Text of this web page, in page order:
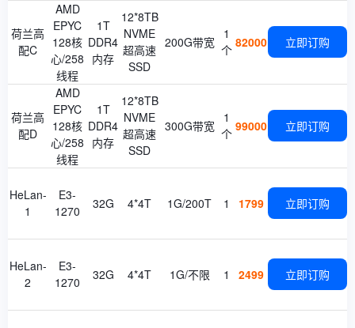
荷兰高
配C
AMD
EPYC
128核
心/258
线程
1T
DDR4
内存
12*8TB
NVME
超高速
SSD
200G带宽
1
个 82000 立即订购
荷兰高
配D
AMD
EPYC
128核
心/258
线程
1T
DDR4
内存
12*8TB
NVME
超高速
SSD
300G带宽
1
个 99000 立即订购
HeLan-
1
E3-
1270
32G 4*4T 1G/200T 1 1799 立即订购
HeLan-
2
E3-
1270
32G 4*4T 1G/不限 1 2499 立即订购